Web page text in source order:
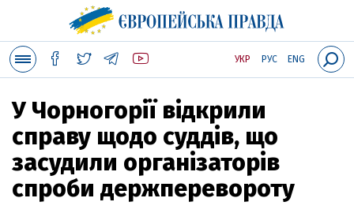
УКР РУС ENG
У Чорногорії відкрили
справу щодо суддів, що
засудили організаторів
спроби держперевороту